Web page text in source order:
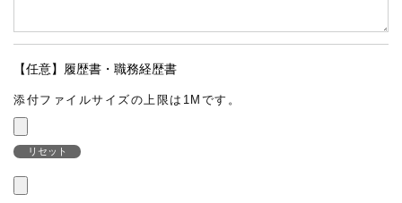
【任意】履歴書・職務経歴書
添付ファイルサイズの上限は1Mです。
リセット